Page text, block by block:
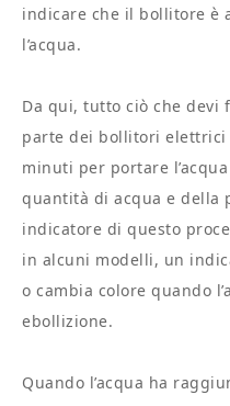
indicare che il bollitore è
l’acqua.
Da qui, tutto ciò che devi
parte dei bollitori elettrici
minuti per portare
quantità di acqua e della
indicatore di questo
in alcuni modelli, un
o cambia colore quando
ebollizione.
Quando l’acqua ha